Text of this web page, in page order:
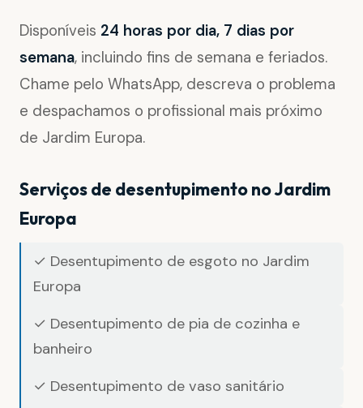
Disponíveis 24 horas por dia, 7 dias por
semana, incluindo fins de semana e feriados.
Chame pelo WhatsApp, descreva o problema
e despachamos o profissional mais próximo
de Jardim Europa.
Serviços de desentupimento no Jardim
Europa
✓ Desentupimento de esgoto no Jardim
Europa
✓ Desentupimento de pia de cozinha e
banheiro
✓ Desentupimento de vaso sanitário